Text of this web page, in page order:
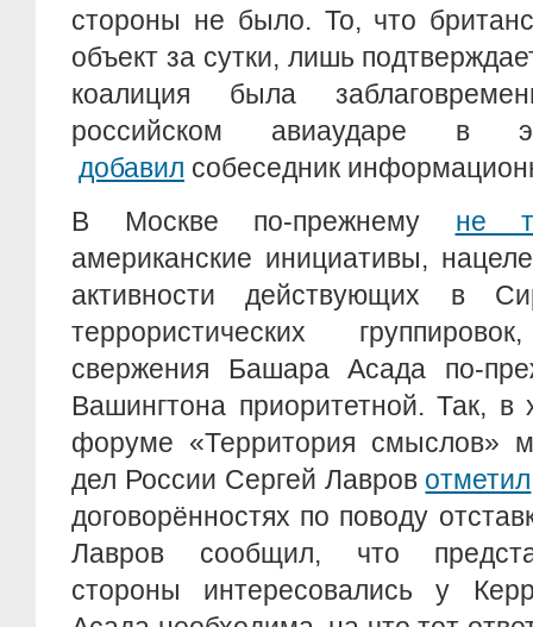
стороны не было. То, что
объект за сутки, лишь
коалиция была
российском авиаударе в
добавил собеседник
В Москве по-прежнему не
американские инициативы,
активности действующих в
террористических
свержения Башара Асада по-
Вашингтона приоритетной. Так, в
форуме «Территория смыслов»
дел России Сергей Лавров отметил
договорённостях по поводу
Лавров сообщил, что
стороны интересовались у